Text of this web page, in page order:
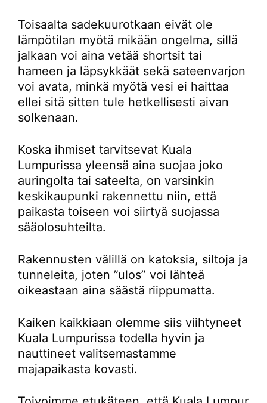
Toisaalta sadekuurotkaan eivät ole
lämpötilan myötä mikään ongelma, sillä
jalkaan voi aina vetää shortsit tai
hameen ja läpsykkäät sekä sateenvarjon
voi avata, minkä myötä vesi ei haittaa
ellei sitä sitten tule hetkellisesti aivan
solkenaan.
Koska ihmiset tarvitsevat Kuala
Lumpurissa yleensä aina suojaa joko
auringolta tai sateelta, on varsinkin
keskikaupunki rakennettu niin, että
paikasta toiseen voi siirtyä suojassa
sääolosuhteilta.
Rakennusten välillä on katoksia, siltoja ja
tunneleita, joten ”ulos” voi lähteä
oikeastaan aina säästä riippumatta.
Kaiken kaikkiaan olemme siis viihtyneet
Kuala Lumpurissa todella hyvin ja
nauttineet valitsemastamme
majapaikasta kovasti.